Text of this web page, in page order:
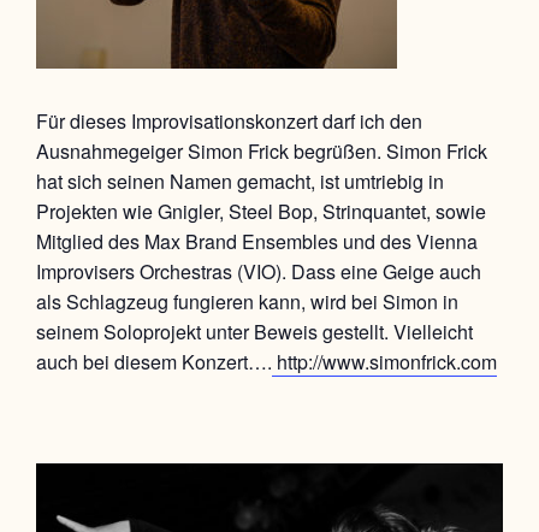
Für dieses Improvisationskonzert darf ich den
Ausnahmegeiger Simon Frick begrüßen. Simon Frick
hat sich seinen Namen gemacht, ist umtriebig in
Projekten wie Gnigler, Steel Bop, Strinquantet, sowie
Mitglied des Max Brand Ensembles und des Vienna
Improvisers Orchestras (VIO). Dass eine Geige auch
als Schlagzeug fungieren kann, wird bei Simon in
seinem Soloprojekt unter Beweis gestellt. Vielleicht
auch bei diesem Konzert…. http://www.simonfrick.com